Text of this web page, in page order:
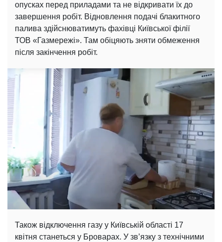
опусках перед приладами та не відкривати їх до
завершення робіт. Відновлення подачі блакитного
палива здійснюватимуть фахівці Київської філії
ТОВ «Газмережі». Там обіцяють зняти обмеження
після закінчення робіт.
Також відключення газу у Київській області 17
квітня станеться у Броварах. У зв’язку з технічними